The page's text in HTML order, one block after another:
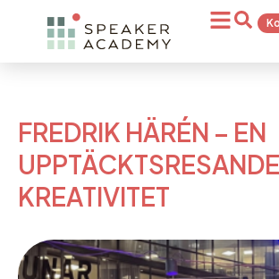
FREDRIK HÄRÉN – EN
KREATIVITET